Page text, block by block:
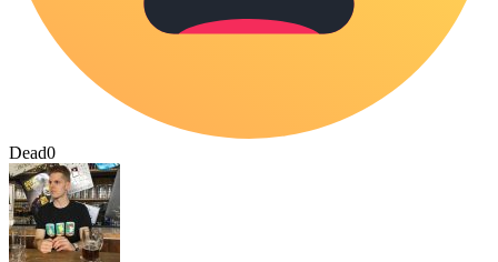
Dead0